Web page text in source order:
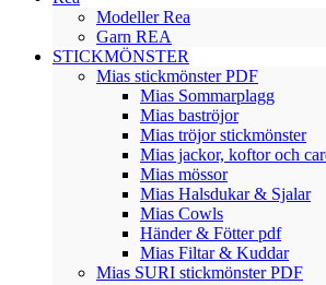
Modeller Rea
Garn REA
STICKMÖNSTER
Mias stickmönster PDF
Mias Sommarplagg
Mias baströjor
Mias tröjor stickmönster
Mias jackor, koftor och
Mias mössor
Mias Halsdukar & Sjalar
Mias Cowls
Händer & Fötter pdf
Mias Filtar & Kuddar
Mias SURI stickmönster PDF